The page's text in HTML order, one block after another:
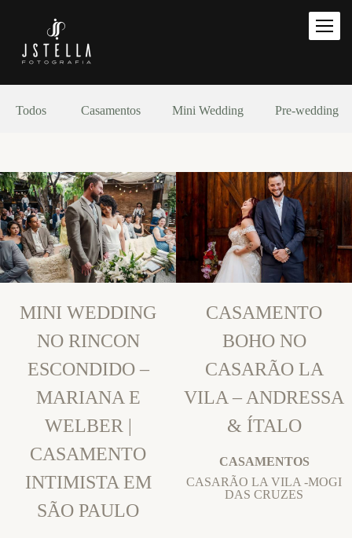
Todos Casamentos Mini Wedding Pre-wedding
MINI WEDDING
NO RINCON
ESCONDIDO –
MARIANA E
WELBER |
CASAMENTO
INTIMISTA EM
SÃO PAULO
CASAMENTO
BOHO NO
CASARÃO LA
VILA – ANDRESSA
& ÍTALO
CASAMENTOS
CASARÃO LA VILA -MOGI
DAS CRUZES